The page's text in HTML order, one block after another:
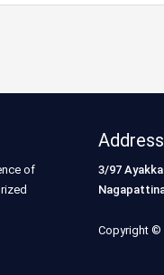
of
Address
3/97
Copyright ©